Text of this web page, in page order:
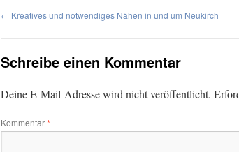
← Kreatives und notwendiges Nähen in und um Neukirch
Schreibe einen Kommentar
Deine E-Mail-Adresse wird nicht veröffentlicht.
Kommentar*